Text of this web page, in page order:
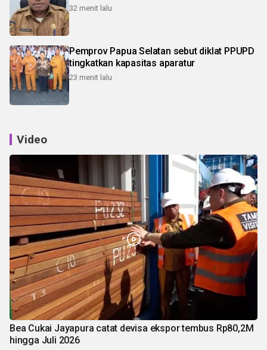
32 menit lalu
Pemprov Papua Selatan sebut diklat PPUPD
tingkatkan kapasitas aparatur
23 menit lalu
Video
Bea Cukai Jayapura catat devisa ekspor tembus Rp80,2M
hingga Juli 2026